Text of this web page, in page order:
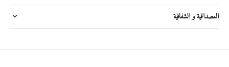
المصداقية و الشفافية